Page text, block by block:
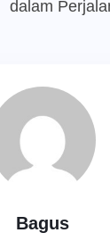
dalam
Bagus